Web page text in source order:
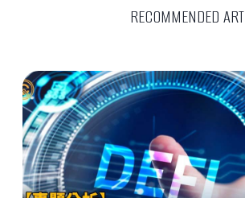
RECOMMENDED